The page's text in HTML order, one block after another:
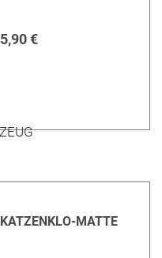
5,90 €
KATZENKLO-MATTE